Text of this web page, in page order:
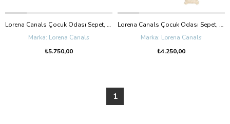
Lorena Canals Çocuk Odası Sepet, Big Snail
Lorena Canals
₺5.750,00
Lorena Canals Çocuk Odası Sepet, Sparky
Lorena Canals
₺4.250,00
1